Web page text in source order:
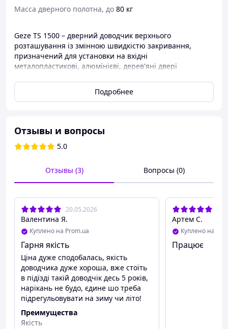
Масса дверного полотна, до 80 кг
Geze TS 1500 – дверний доводчик верхнього
розташування із змінною швидкістю закривання,
призначений для установки на вхідні
металопластикові, алюмінієві, дерев'яні двері
Корпус доводчика забезпечений двома
регулювальними клапанами, перший з яких відповідає
Сторона відкривання– універсальний.
Регулювання– швидкість дохлопа, швидкість
закривання.
Габаритні розміри
Максимальна вага дверного полотна – 80 кг.
Максимальна ширина дверного полотна – 1100 мм.
Максимальний кут відкриття дверей – 180°.
Ресурс відкривання – 500 000 циклів.
Діапазон робочих температур – -15°С +40°С
Подробнее
Отзывы и вопросы
5.0
Отзывы (3) Вопросы (0)
20.05.2026
Валентина Я.
Куплено на Prom.ua
Гарня якість
Ціна дуже сподобалась, якість
доводчика дуже хороша, вже стоїть
в підїзді такій доводчік десь 5 років,
нарікань не будо, єдине шо треба
підрегульовувати на зиму чи літо!
Преимущества
Якість
Артем С.
Куплено на
Працює